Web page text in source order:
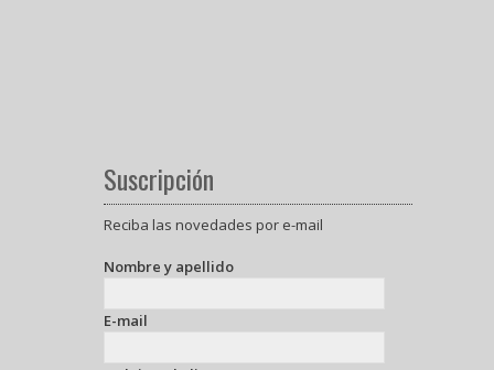
Suscripción
Reciba las novedades por e-mail
Nombre y apellido
E-mail